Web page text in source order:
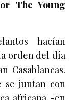
The Young
hacían
orden del día
Casablancas.
se juntan con